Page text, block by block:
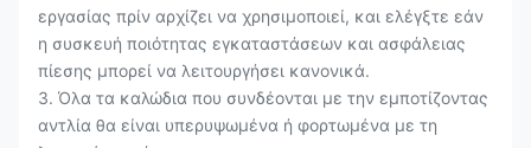
εργασίας πρίν αρχίζει να χρησιμοποιεί, και ελέγξτε εάν
η συσκευή ποιότητας εγκαταστάσεων και ασφάλειας
πίεσης μπορεί να λειτουργήσει κανονικά.
3. Όλα τα καλώδια που συνδέονται με την εμποτίζοντας
αντλία θα είναι υπερυψωμένα ή φορτωμένα με τη